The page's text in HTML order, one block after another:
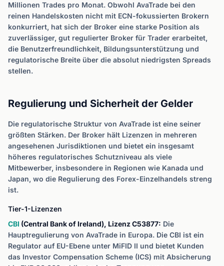
Millionen Trades pro Monat. Obwohl AvaTrade bei den
reinen Handelskosten nicht mit ECN-fokussierten Brokern
konkurriert, hat sich der Broker eine starke Position als
zuverlässiger, gut regulierter Broker für Trader erarbeitet,
die Benutzerfreundlichkeit, Bildungsunterstützung und
regulatorische Breite über die absolut niedrigsten Spreads
stellen.
Regulierung und Sicherheit der Gelder
Die regulatorische Struktur von AvaTrade ist eine seiner
größten Stärken. Der Broker hält Lizenzen in mehreren
angesehenen Jurisdiktionen und bietet ein insgesamt
höheres regulatorisches Schutzniveau als viele
Mitbewerber, insbesondere in Regionen wie Kanada und
Japan, wo die Regulierung des Forex-Einzelhandels streng
ist.
Tier-1-Lizenzen
CBI (Central Bank of Ireland), Lizenz C53877: Die
Hauptregulierung von AvaTrade in Europa. Die CBI ist ein
Regulator auf EU-Ebene unter MiFID II und bietet Kunden
das Investor Compensation Scheme (ICS) mit Absicherung